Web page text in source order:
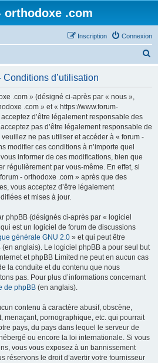
orthodoxe .com
Connexion
Inscription
d’utilisation
.com » (désigné ci-après par « nous »,
.com » et « https://www.forum-
d’être légalement responsable des
pas d’être légalement responsable de
ne pas utiliser et accéder à « forum -
modifier ces conditions à n’importe quel
informer de ces modifications, bien que
régulièrement par vous-même. En effet, si
- orthodoxe .com » après que des
vous acceptez d’être légalement
et mises à jour.
phpBB (désignés ci-après par « logiciel
est un logiciel de forum de discussions
générale GNU 2.0 » et qui peut être
(en anglais). Le logiciel phpBB a pour seul but
et phpBB Limited ne peut en aucun cas
la conduite et du contenu que nous
pas. Pour plus d’informations concernant
de phpBB (en anglais).
contenu à caractère abusif, obscène,
menaçant, pornographique, etc. qui pourrait
pays, du pays dans lequel le serveur de
ou encore la loi internationale. Si vous
vous vous exposez à un bannissement
réservons le droit d’avertir votre fournisseur